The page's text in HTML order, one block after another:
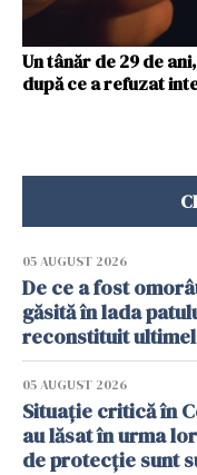
Un tânăr de 29 de
după ce a refuzat
05 AUGUST 2026
De ce a fost
găsită în lada
reconstituit
05 AUGUST 2026
Situație critică în
au lăsat în urma
de protecție sunt